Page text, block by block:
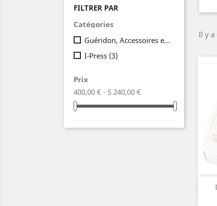
FILTRER PAR
Catégories
Guéridon, Accessoires et Consommables
I-Press (3)
Prix
400,00 € - 5 240,00 €
Il y a